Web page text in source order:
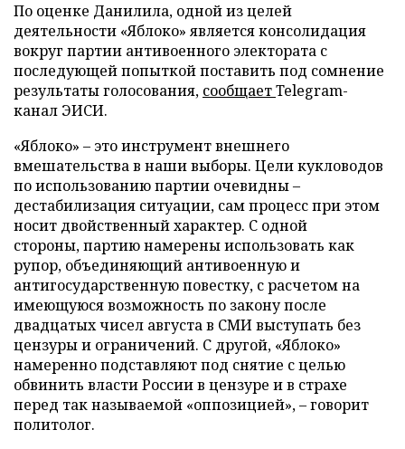
По оценке Данилила, одной из целей
деятельности «Яблоко» является консолидация
вокруг партии антивоенного электората с
последующей попыткой поставить под сомнение
результаты голосования, сообщаетTelegram-
канал ЭИСИ.
«Яблоко» – это инструмент внешнего
вмешательства в наши выборы. Цели кукловодов
по использованию партии очевидны –
дестабилизация ситуации, сам процесс при этом
носит двойственный характер. С одной
стороны, партию намерены использовать как
рупор, объединяющий антивоенную и
антигосударственную повестку, с расчетом на
имеющуюся возможность по закону после
двадцатых чисел августа в СМИ выступать без
цензуры и ограничений. С другой, «Яблоко»
намеренно подставляют под снятие с целью
обвинить власти России в цензуре и в страхе
перед так называемой «оппозицией», – говорит
политолог.